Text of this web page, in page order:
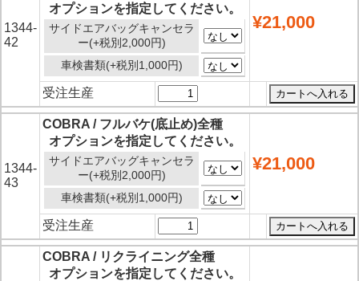
1344-
42
オプションを指定してください。
サイドエアバッグキャンセラ
ー(+税別2,000円)
車検書類(+税別1,000円)
¥21,000
受注生産
1344-
43
COBRA / フルバケ(底止め)全種
オプションを指定してください。
サイドエアバッグキャンセラ
ー(+税別2,000円)
車検書類(+税別1,000円)
¥21,000
受注生産
COBRA / リクライニング全種
オプションを指定してください。